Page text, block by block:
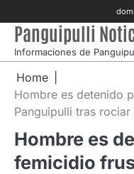
to
content
Panguipulli
Informaciones de
Home
Hombre es detenido
Panguipulli tras
Hombre es
femicidio